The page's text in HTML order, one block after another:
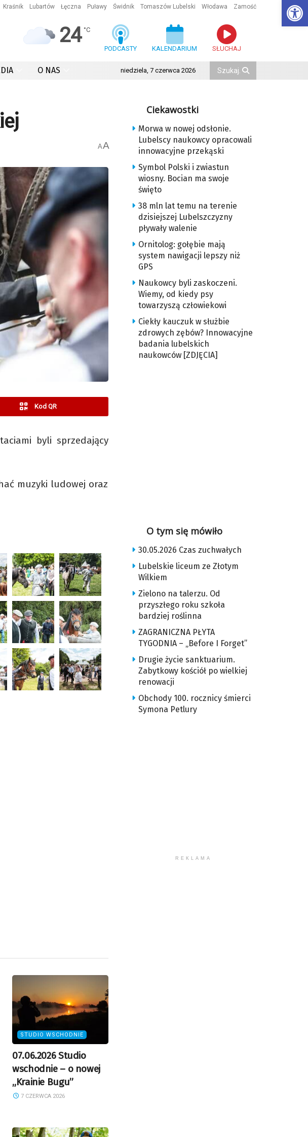
Kraśnik Lubartów Łęczna Puławy Świdnik Tomaszów Lubelski Włodawa Zamość
24 °C
PODCASTY KALENDARIUM SŁUCHAJ
O NAS niedziela, 7 czerwca 2026
AA
Kod QR
byli sprzedający
muzyki ludowej oraz
STUDIO WSCHODNIE
07.06.2026 Studio
wschodnie – o nowej
„Krainie Bugu”
7 CZERWCA 2026
Ciekawostki
Morwa w nowej odsłonie.
Lubelscy naukowcy opracowali
innowacyjne przekąski
Symbol Polski i zwiastun
wiosny. Bocian ma swoje
święto
38 mln lat temu na terenie
dzisiejszej Lubelszczyzny
pływały walenie
Ornitolog: gołębie mają
system nawigacji lepszy niż
GPS
Naukowcy byli zaskoczeni.
Wiemy, od kiedy psy
towarzyszą człowiekowi
Ciekły kauczuk w służbie
zdrowych zębów? Innowacyjne
badania lubelskich
naukowców [ZDJĘCIA]
O tym się mówiło
30.05.2026 Czas zuchwałych
Lubelskie liceum ze Złotym
Wilkiem
Zielono na talerzu. Od
przyszłego roku szkoła
bardziej roślinna
ZAGRANICZNA PŁYTA
TYGODNIA – „Before I Forget”
Drugie życie sanktuarium.
Zabytkowy kościół po wielkiej
renowacji
Obchody 100. rocznicy śmierci
Symona Petlury
REKLAMA